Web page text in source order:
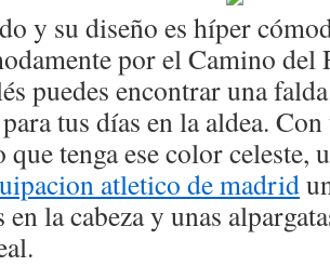
y su diseño es híper
por el Camino del
puedes encontrar una
tus días en la aldea.
que tenga ese color celeste,
atletico de madrid
en la cabeza y unas